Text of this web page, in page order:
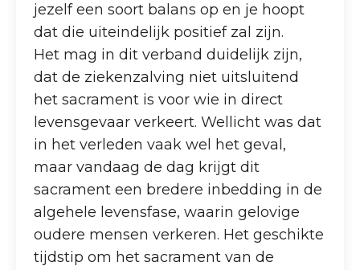
jezelf een soort balans op en je hoopt
dat die uiteindelijk positief zal zijn.
Het mag in dit verband duidelijk zijn,
dat de ziekenzalving niet uitsluitend
het sacrament is voor wie in direct
levensgevaar verkeert. Wellicht was dat
in het verleden vaak wel het geval,
maar vandaag de dag krijgt dit
sacrament een bredere inbedding in de
algehele levensfase, waarin gelovige
oudere mensen verkeren. Het geschikte
tijdstip om het sacrament van de